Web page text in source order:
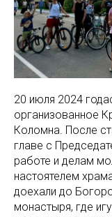
20 июля 2024
организованное
Коломна. После
главе с
работе и делам
настоятелем
доехали до
монастыря, где